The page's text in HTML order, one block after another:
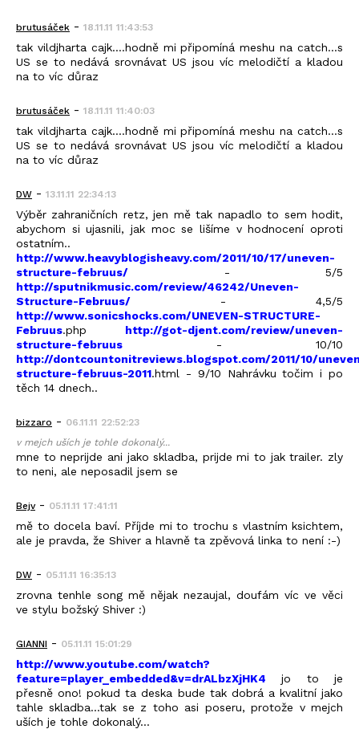
brutusáček - 18.11.11 11:43:53
tak vildjharta cajk....hodně mi připomíná meshu na catch...s
US se to nedává srovnávat US jsou víc melodičtí a kladou
na to víc důraz
brutusáček - 18.11.11 11:40:03
tak vildjharta cajk....hodně mi připomíná meshu na catch...s
US se to nedává srovnávat US jsou víc melodičtí a kladou
na to víc důraz
DW - 13.11.11 22:34:13
Výběr zahraničních retz, jen mě tak napadlo to sem hodit,
abychom si ujasnili, jak moc se lišíme v hodnocení oproti
ostatním..
http://www.heavyblogisheavy.com/2011/10/17/uneven-
structure-februus/ - 5/5
http://sputnikmusic.com/review/46242/Uneven-
Structure-Februus/ - 4,5/5
http://www.sonicshocks.com/UNEVEN-STRUCTURE-
Februus.php http://got-djent.com/review/uneven-
structure-februus - 10/10
http://dontcountonitreviews.blogspot.com/2011/10/
structure-februus-2011.html - 9/10 Nahrávku točim i po
těch 14 dnech..
bizzaro - 06.11.11 22:52:23
v mejch uších je tohle dokonalý...
mne to neprijde ani jako skladba, prijde mi to jak trailer. zly
to neni, ale neposadil jsem se
Bejv- 05.11.11 17:41:11
mě to docela baví. Příjde mi to trochu s vlastním ksichtem,
ale je pravda, že Shiver a hlavně ta zpěvová linka to není :-)
DW - 05.11.11 16:35:13
zrovna tenhle song mě nějak nezaujal, doufám víc ve věci
ve stylu božský Shiver :)
GIANNI - 05.11.11 15:01:29
http://www.youtube.com/watch?
feature=player_embedded&v=drALbzXjHK4 jo to je
přesně ono! pokud ta deska bude tak dobrá a kvalitní jako
tahle skladba...tak se z toho asi poseru, protože v mejch
uších je tohle dokonalý...